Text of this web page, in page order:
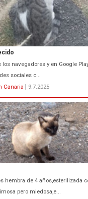
los navegadores y en Google
sociales c...
Canaria
9.7.2025
hembra de 4 años,esterilizada
pero miedosa,e...